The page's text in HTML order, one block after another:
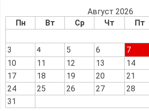
Август 2026
Пн
Вт Ср Чт Пт
3
4 5 6 7
10
11 12 13 14
17
18 19 20 21
24
25 26 27 28
31